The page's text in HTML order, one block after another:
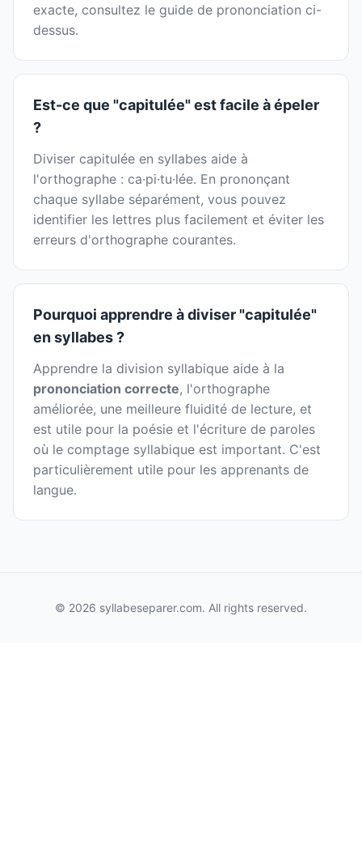
exacte, consultez le guide de prononciation ci-
dessus.
Est-ce que "capitulée" est facile à épeler
?
Diviser capitulée en syllabes aide à
l'orthographe : ca·pi·tu·lée. En prononçant
chaque syllabe séparément, vous pouvez
identifier les lettres plus facilement et éviter les
erreurs d'orthographe courantes.
Pourquoi apprendre à diviser "capitulée"
en syllabes ?
Apprendre la division syllabique aide à la
prononciation correcte, l'orthographe
améliorée, une meilleure fluidité de lecture, et
est utile pour la poésie et l'écriture de paroles
où le comptage syllabique est important. C'est
particulièrement utile pour les apprenants de
langue.
© 2026 syllabeseparer.com. All rights reserved.